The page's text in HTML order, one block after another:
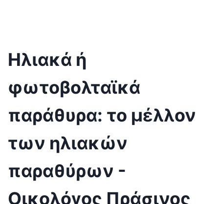
Ηλιακά ή
φωτοβολταϊκά
παράθυρα: το μέλλον
των ηλιακών
παραθύρων -
Οικολόγος Πράσινος